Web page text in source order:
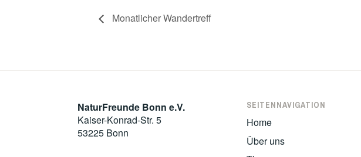
Monatlicher Wandertreff
NaturFreunde Bonn e.V.
Kaiser-Konrad-Str. 5
53225 Bonn
SEITENNAVIGATION
Home
Über uns